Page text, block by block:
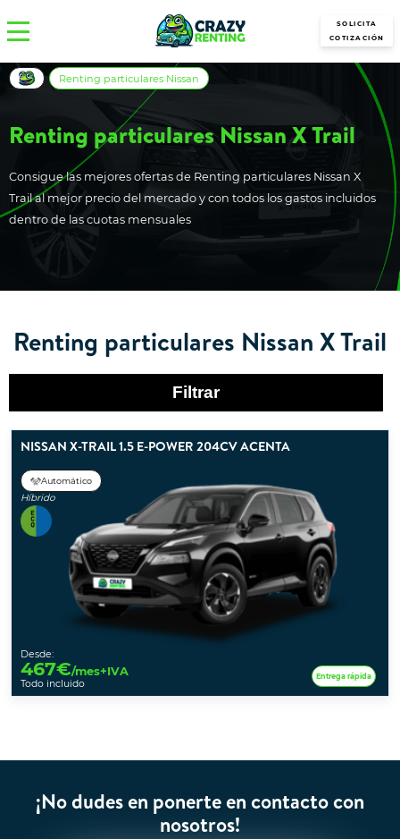
SOLICITA
COTIZACIÓN
Renting particulares Nissan X Trail
Consigue las mejores ofertas de Renting particulares Nissan X
Trail al mejor precio del mercado y con todos los gastos incluidos
dentro de las cuotas mensuales
Renting particulares Nissan
Renting particulares Nissan X Trail
Filtrar
NISSAN X-TRAIL 1.5 E-POWER 204CV ACENTA
Automático
Híbrido
Desde:
467€/mes+IVA
Todo incluido
Entrega rápida
¡No dudes en ponerte en contacto con
nosotros!